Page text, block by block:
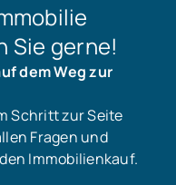
Sie gerne!
dem Weg zur
Schritt zur Seite
Fragen und
Immobilienkauf.